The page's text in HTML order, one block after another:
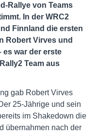
Rallye von Teams
In der WRC2
Finnland die ersten
Robert Virves und
es war der erste
Team aus
gab Robert Virves
25-Jährige und sein
im Shakedown die
übernahmen nach der